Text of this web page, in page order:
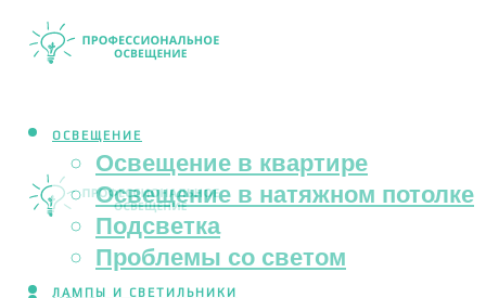
ОСВЕЩЕНИЕ
Освещение в квартире
Освещение в натяжном потолке
Подсветка
Проблемы со светом
ЛАМПЫ И СВЕТИЛЬНИКИ